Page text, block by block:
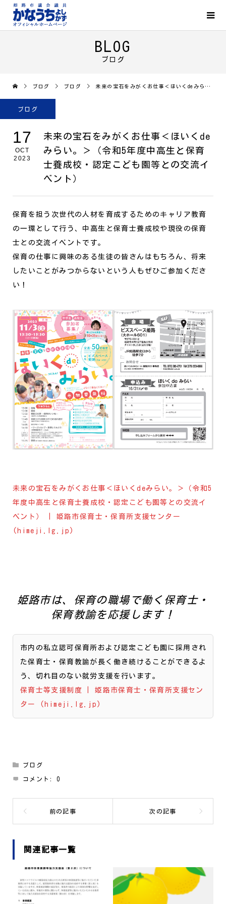
BLOG
ブログ
ブログ ブログ 未来の宝石をみがくお仕事＜ほいくdeみらい。＞（令和5年度中高生と保育士養成校・認定こども園等との交流イベント）
ブログ
17
OCT
2023
未来の宝石をみがくお仕事＜ほいくde
みらい。＞（令和5年度中高生と保育
士養成校・認定こども園等との交流イ
ベント）
保育を担う次世代の人材を育成するためのキャリア教育
の一環として行う、中高生と保育士養成校や現役の保育
士との交流イベントです。
保育の仕事に興味のある生徒の皆さんはもちろん、将来
したいことがみつからないという人もぜひご参加くださ
い！
未来の宝石をみがくお仕事＜ほいくdeみらい。＞（令和5
年度中高生と保育士養成校・認定こども園等との交流イ
ベント） | 姫路市保育士・保育所支援センター
(himeji.lg.jp)
姫路市は、保育の職場で働く保育士・
保育教諭を応援します！
市内の私立認可保育所および認定こども園に採用され
た保育士・保育教諭が長く働き続けることができるよ
う、切れ目のない就労支援を行います。
保育士等支援制度 | 姫路市保育士・保育所支援セン
ター (himeji.lg.jp)
ブログ
コメント:0
関連記事一覧